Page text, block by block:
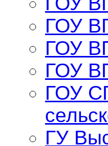
ГОУ
ГОУ
ГОУ
ГОУ
ГУ